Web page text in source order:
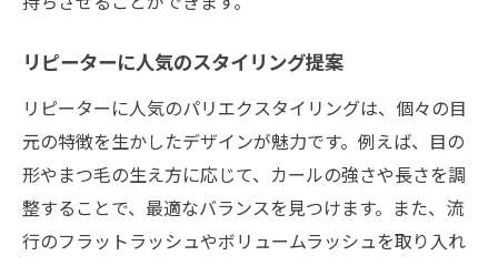
リピーターに人気のスタイリング提案
リピーターに人気のパリエクスタイリングは、個々の目
元の特徴を生かしたデザインが魅力です。例えば、目の
形やまつ毛の生え方に応じて、カールの強さや長さを調
整することで、最適なバランスを見つけます。また、流
行のフラットラッシュやボリュームラッシュを取り入れ